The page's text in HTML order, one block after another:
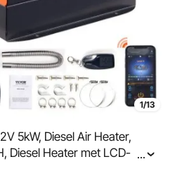
1/13
5kW, Diesel Air Heater,
Diesel Heater met LCD-
& Bluetooth APP-
...